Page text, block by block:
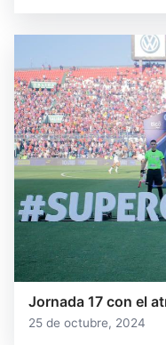
Jornada 17 con el
25 de octubre, 2024